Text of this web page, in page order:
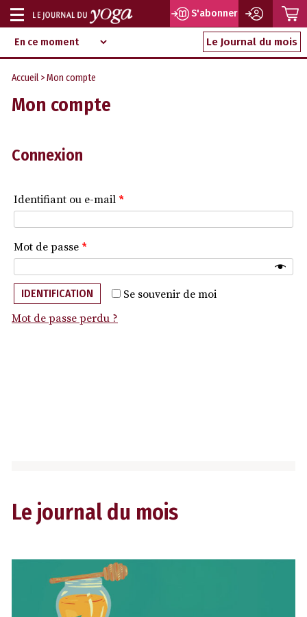
Aller
au
contenu
d‘information
indépendant
Afficher
ou
masquer
la
navigation
S'abonner
Le Journal du mois
Accueil > Mon compte
Mon compte
Connexion
Identifiant ou e-mail *
Mot de passe *
Se souvenir de moi
IDENTIFICATION
Mot de passe perdu ?
Le journal du mois